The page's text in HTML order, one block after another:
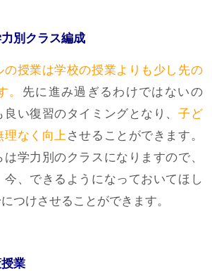
別クラス編成
の授業は学校の授業よりも少し先の
。 先に進み過ぎるわけではないの
い復習のタイミングとなり、 子ど
理なく向上 させることができます。
学力別のクラスになりますので、
、できるようになっておいてほし
つけさせることができます。
業